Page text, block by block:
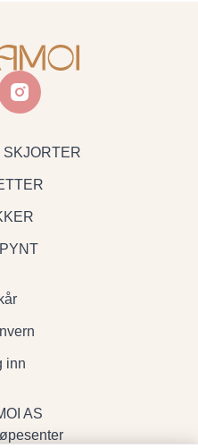
instagram
SKJORTER
inn
AS